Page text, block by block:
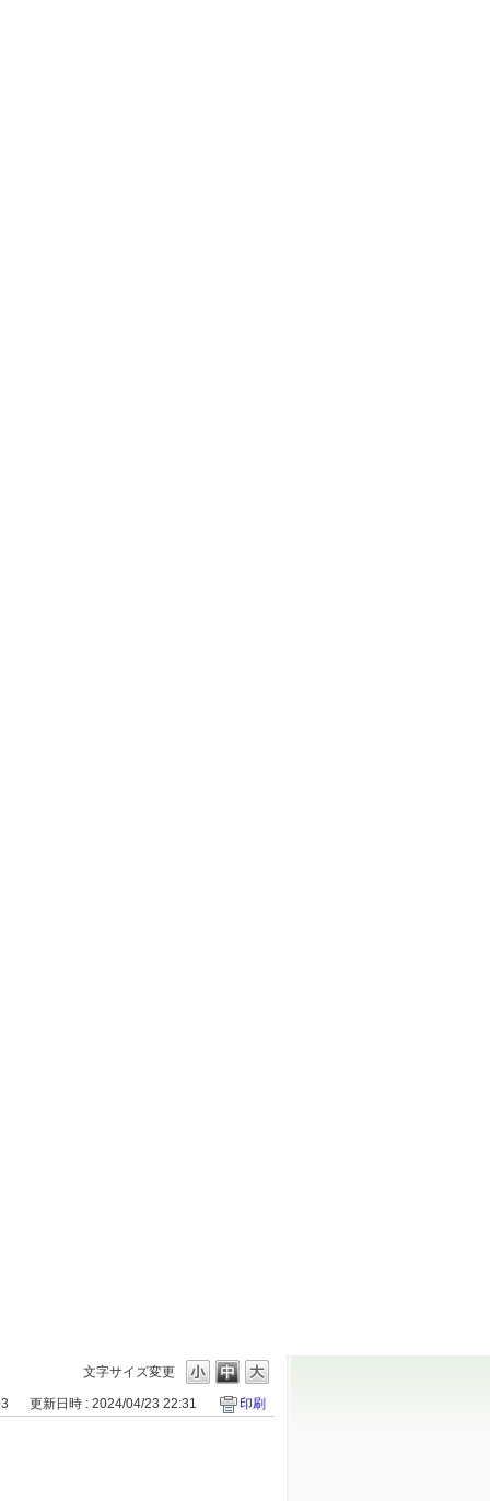
文字サイズ変更
更新日時 : 2024/04/23 22:31 印刷